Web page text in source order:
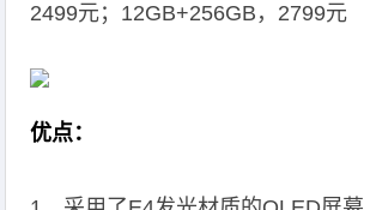
2499元；12GB+256GB，2799元
优点：